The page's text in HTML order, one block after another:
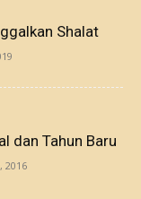
Shalat
dan Tahun Baru
2016